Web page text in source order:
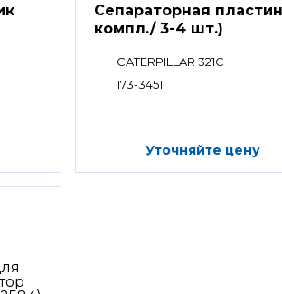
Сепараторная
компл./ 3-4 шт.)
CATERPILLAR 321C
173-3451
Уточняйте цену